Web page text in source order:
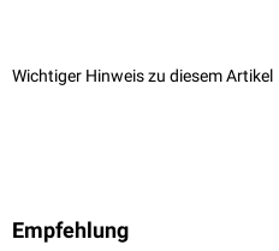
Wichtiger Hinweis zu diesem Artikel
Empfehlung